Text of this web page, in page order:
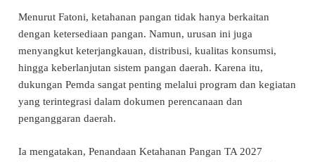
Menurut Fatoni, ketahanan pangan tidak hanya berkaitan
dengan ketersediaan pangan. Namun, urusan ini juga
menyangkut keterjangkauan, distribusi, kualitas konsumsi,
hingga keberlanjutan sistem pangan daerah. Karena itu,
dukungan Pemda sangat penting melalui program dan kegiatan
yang terintegrasi dalam dokumen perencanaan dan
penganggaran daerah.
Ia mengatakan, Penandaan Ketahanan Pangan TA 2027